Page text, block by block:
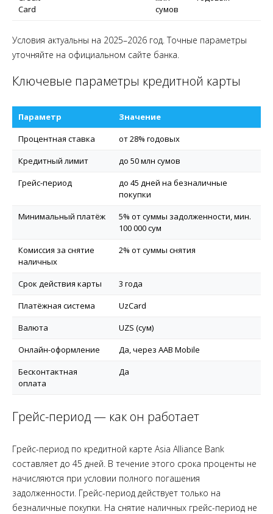
Card
сумов
Условия актуальны на 2025–2026 год. Точные параметры
уточняйте на официальном сайте банка.
Ключевые параметры кредитной карты
Параметр
Значение
Процентная ставка
от 28% годовых
Кредитный лимит
до 50 млн сумов
Грейс-период
до 45 дней на безналичные
покупки
Минимальный платёж
5% от суммы задолженности, мин.
100 000 сум
Комиссия за снятие
наличных
2% от суммы снятия
Срок действия карты
3 года
Платёжная система
UzCard
Валюта
UZS (сум)
Онлайн-оформление
Да, через AAB Mobile
Бесконтактная
оплата
Да
Грейс-период — как он работает
Грейс-период по кредитной карте Asia Alliance Bank
составляет до 45 дней. В течение этого срока проценты не
начисляются при условии полного погашения
задолженности. Грейс-период действует только на
безналичные покупки. На снятие наличных грейс-период не